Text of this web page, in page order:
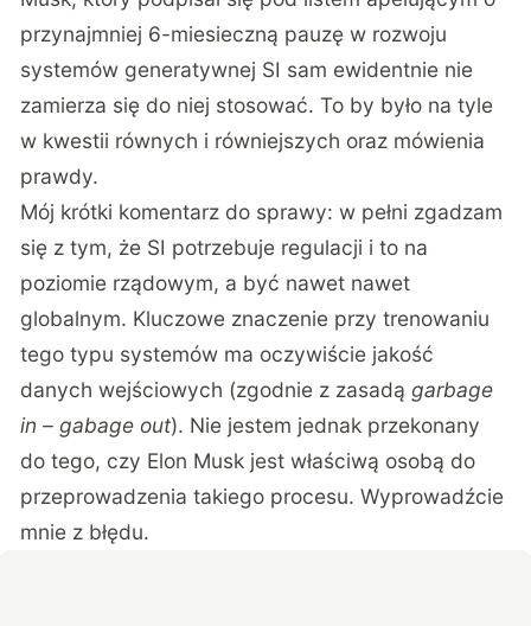
przynajmniej 6-miesieczną pauzę w rozwoju
systemów generatywnej SI sam ewidentnie nie
zamierza się do niej stosować. To by było na tyle
w kwestii równych i równiejszych oraz mówienia
prawdy.
Mój krótki komentarz do sprawy: w pełni zgadzam
się z tym, że SI potrzebuje regulacji i to na
poziomie rządowym, a być nawet nawet
globalnym. Kluczowe znaczenie przy trenowaniu
tego typu systemów ma oczywiście jakość
danych wejściowych (zgodnie z zasadą garbage
in – gabage out). Nie jestem jednak przekonany
do tego, czy Elon Musk jest właściwą osobą do
przeprowadzenia takiego procesu. Wyprowadźcie
mnie z błędu.